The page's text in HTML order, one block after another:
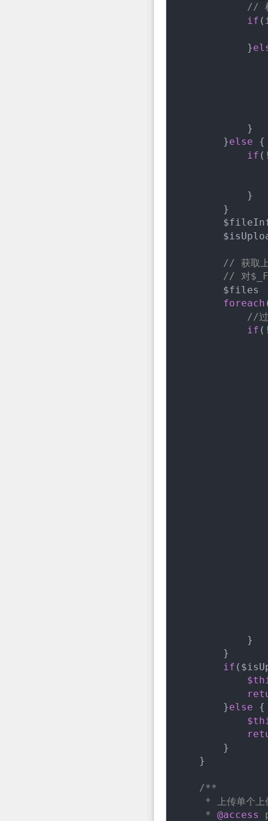
//
if
            }
            }
        }
else {
if
            }
        }
// 获取上
// 对
foreach
//过
if
            }
        }
if
        }
else {
        }
    }
/**
* 上传单个上
     *
@access